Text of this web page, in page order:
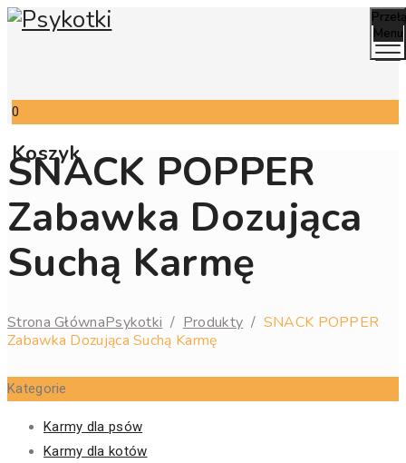
Menu
0
Koszyk
SNACK POPPER
Zabawka Dozująca
Suchą Karmę
Strona GłównaPsykotki / Produkty / SNACK POPPER
Zabawka Dozująca Suchą Karmę
Kategorie
Karmy dla psów
Karmy dla kotów